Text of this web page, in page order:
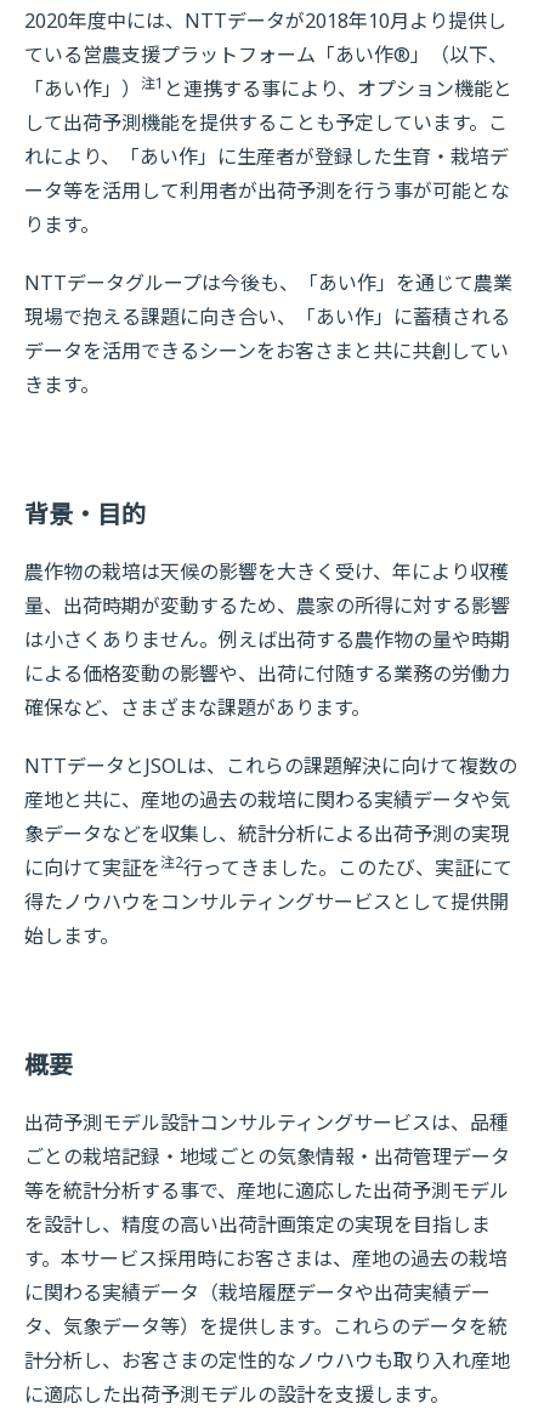
2020年度中には、NTTデータが2018年10月より提供し
ている営農支援プラットフォーム「あい作®」（以下、
「あい作」）
注1 と連携する事により、オプション機能と
して出荷予測機能を提供することも予定しています。こ
れにより、「あい作」に生産者が登録した生育・栽培デ
ータ等を活用して利用者が出荷予測を行う事が可能とな
ります。
NTTデータグループは今後も、「あい作」を通じて農業
現場で抱える課題に向き合い、「あい作」に蓄積される
データを活用できるシーンをお客さまと共に共創してい
きます。
背景・目的
農作物の栽培は天候の影響を大きく受け、年により収穫
量、出荷時期が変動するため、農家の所得に対する影響
は小さくありません。例えば出荷する農作物の量や時期
による価格変動の影響や、出荷に付随する業務の労働力
確保など、さまざまな課題があります。
NTTデータとJSOLは、これらの課題解決に向けて複数の
産地と共に、産地の過去の栽培に関わる実績データや気
象データなどを収集し、統計分析による出荷予測の実現
に向けて実証を注2行ってきました。このたび、実証にて
得たノウハウをコンサルティングサービスとして提供開
始します。
概要
出荷予測モデル設計コンサルティングサービスは、品種
ごとの栽培記録・地域ごとの気象情報・出荷管理データ
等を統計分析する事で、産地に適応した出荷予測モデル
を設計し、精度の高い出荷計画策定の実現を目指しま
す。本サービス採用時にお客さまは、産地の過去の栽培
に関わる実績データ（栽培履歴データや出荷実績デー
タ、気象データ等）を提供します。これらのデータを統
計分析し、お客さまの定性的なノウハウも取り入れ産地
に適応した出荷予測モデルの設計を支援します。